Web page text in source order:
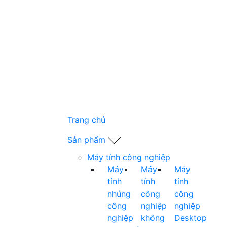
Trang chủ
Sản phẩm
Máy tính công nghiệp
Máy
tính
nhúng
công
nghiệp
Máy
tính
công
nghiệp
không
Máy
tính
công
nghiệp
Desktop